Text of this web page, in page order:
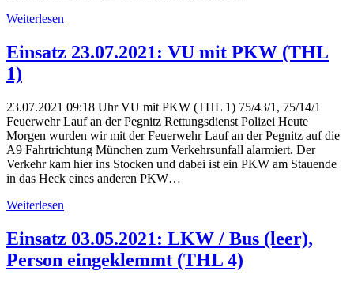
Weiterlesen
Einsatz 23.07.2021: VU mit PKW (THL
1)
23.07.2021 09:18 Uhr VU mit PKW (THL 1) 75/43/1, 75/14/1
Feuerwehr Lauf an der Pegnitz Rettungsdienst Polizei Heute
Morgen wurden wir mit der Feuerwehr Lauf an der Pegnitz auf die
A9 Fahrtrichtung München zum Verkehrsunfall alarmiert. Der
Verkehr kam hier ins Stocken und dabei ist ein PKW am Stauende
in das Heck eines anderen PKW…
Weiterlesen
Einsatz 03.05.2021: LKW / Bus (leer),
Person eingeklemmt (THL 4)